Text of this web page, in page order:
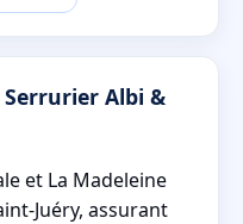
Albi &
et La Madeleine
Juéry, assurant